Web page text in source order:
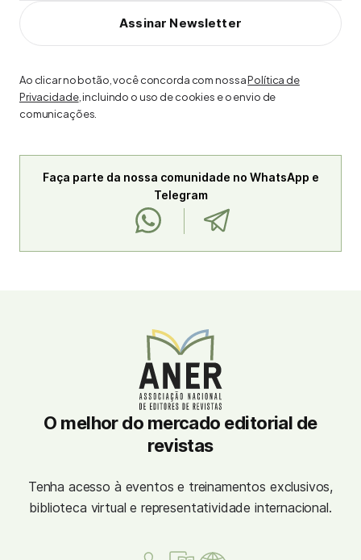
Assinar Newsletter
Ao clicar no botão, você concorda com nossaPolítica de
Privacidade, incluindo o uso de cookies e o envio de
comunicações.
Faça parte da nossa comunidade no WhatsApp e
Telegram
O melhor do mercado editorial de
revistas
Tenha acesso à eventos e treinamentos exclusivos,
biblioteca virtual e representatividade internacional.